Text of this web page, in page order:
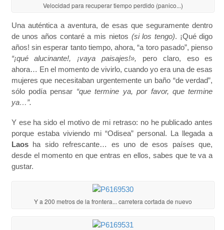
Velocidad para recuperar tiempo perdido (panico...)
Una auténtica a aventura, de esas que seguramente dentro
de unos años contaré a mis nietos (si los tengo). ¡Qué digo
años! sin esperar tanto tiempo, ahora, “a toro pasado”, pienso
“¡qué alucinante!, ¡vaya paisajes!», pero claro, eso es
ahora… En el momento de vivirlo, cuando yo era una de esas
mujeres que necesitaban urgentemente un baño “de verdad”,
sólo podía pensar “que termine ya, por favor, que termine
ya…”.
Y ese ha sido el motivo de mi retraso: no he publicado antes
porque estaba viviendo mi “Odisea” personal. La llegada a
Laosha sido refrescante… es uno de esos países que,
desde el momento en que entras en ellos, sabes que te va a
gustar.
Y a 200 metros de la frontera... carretera cortada de nuevo